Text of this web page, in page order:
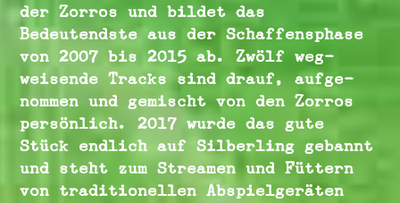
der Zorros und bildet das
Bedeutendste aus der Schaffens­phase
von 2007 bis 2015 ab. Zwölf weg­
weisende Tracks sind drauf, aufge­
nommen und gemischt von den Zorros
persön­lich. 2017 wurde das gute
Stück endlich auf Silber­ling gebannt
und steht zum Streamen und Füttern
von tradi­tio­nellen Abspiel­geräten